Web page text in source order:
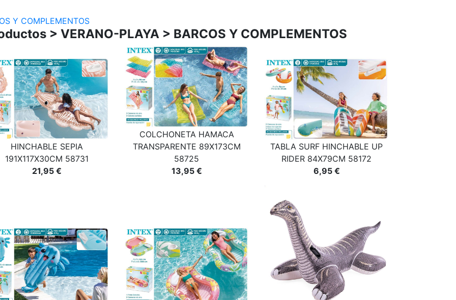
Y COMPLEMENTOS
> VERANO-PLAYA > BARCOS Y COMPLEMENTOS
HINCHABLE SEPIA
191X117X30CM 58731
21,95 €
COLCHONETA HAMACA
TRANSPARENTE 89X173CM
58725
13,95 €
TABLA SURF HINCHABLE UP
RIDER 84X79CM 58172
6,95 €